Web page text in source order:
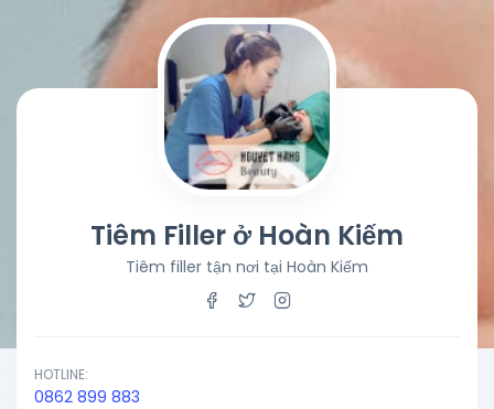
Tiêm Filler ở Hoàn Kiếm
Tiêm filler tận nơi tại Hoàn Kiếm
HOTLINE:
0862 899 883